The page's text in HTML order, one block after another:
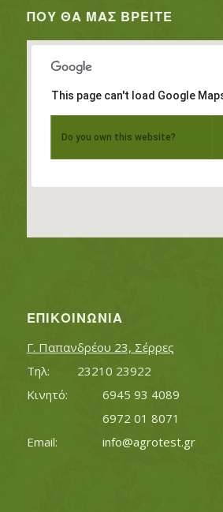
ΠΟΥ ΘΑ ΜΑΣ ΒΡΕΊΤΕ
This page can't load Google
Do you own this website?
ΕΠΙΚΟΙΝΩΝΊΑ
Γ. Παπανδρέου 23, Σέρρες
Τηλ:		23210 23922
Κινητό:		6945 93 4089
			6972 01 8071
info@agrotest.gr